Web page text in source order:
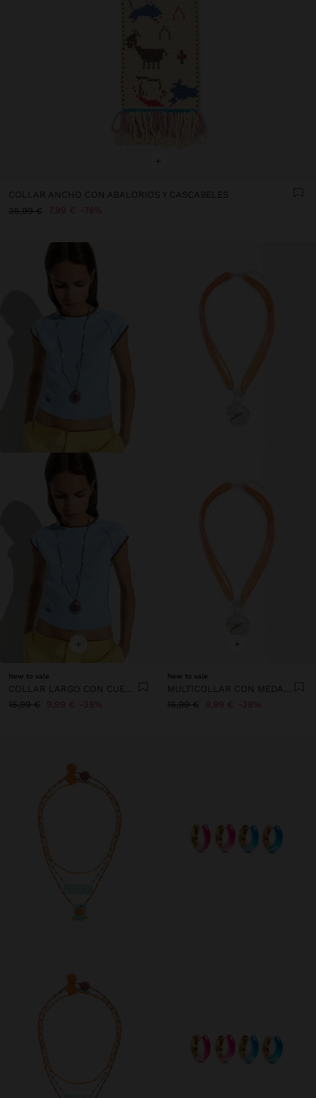
+
COLLAR ANCHO CON ABALORIOS Y CASCABELES
35,99 €
7,99 € 78%
+
New to sale
15,99 €
9,99 € 38%
+
New to sale
15,99 €
9,99 € 38%